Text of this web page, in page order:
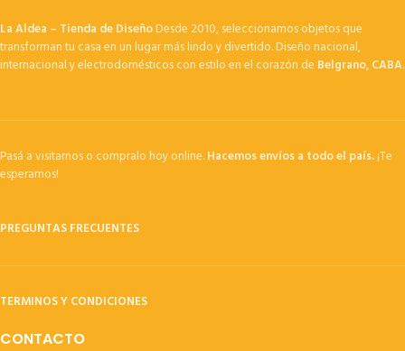
La Aldea – Tienda de DiseñoDesde 2010, seleccionamos objetos que
transforman tu casa en un lugar más lindo y divertido. Diseño nacional,
internacional y electrodomésticos con estilo en el corazón de Belgrano, CABA.
Pasá a visitarnos o compralo hoy online.Hacemos envíos a todo el país.¡Te
esperamos!
PREGUNTAS FRECUENTES
TERMINOS Y CONDICIONES
CONTACTO